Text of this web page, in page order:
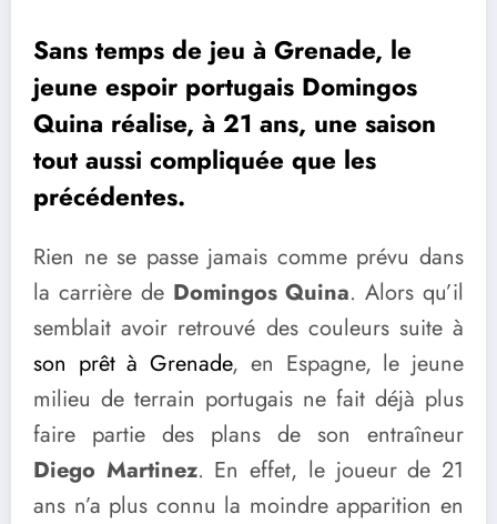
Sans temps de jeu à Grenade, le
jeune espoir portugais Domingos
Quina réalise, à 21 ans, une saison
tout aussi compliquée que les
précédentes.
Rien ne se passe jamais comme prévu dans
la carrière de Domingos Quina. Alors qu’il
semblait avoir retrouvé des couleurs suite à
son prêt à Grenade, en Espagne, le jeune
milieu de terrain portugais ne fait déjà plus
faire partie des plans de son entraîneur
Diego Martinez. En effet, le joueur de 21
ans n’a plus connu la moindre apparition en